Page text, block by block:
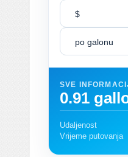
$
po galonu
SVE
0.91
Udaljenost
Vrijeme putovanja